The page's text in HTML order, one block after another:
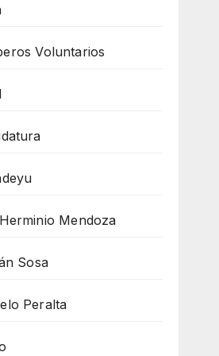
Voluntarios
Mendoza
Sosa
Peralta